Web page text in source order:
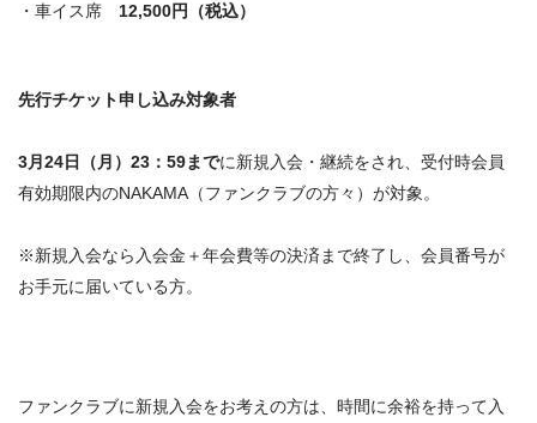
・車イス席 12,500円（税込）
先行チケット申し込み対象者
3月24日（月）23：59までに新規入会・継続をされ、受付時会員
有効期限内のNAKAMA（ファンクラブの方々）が対象。
※新規入会なら入会金＋年会費等の決済まで終了し、会員番号が
お手元に届いている方。
ファンクラブに新規入会をお考えの方は、時間に余裕を持って入